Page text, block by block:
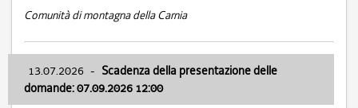
Comunità di montagna della Carnia
13.07.2026 - Scadenza della presentazione delle
domande: 07.09.2026 12:00